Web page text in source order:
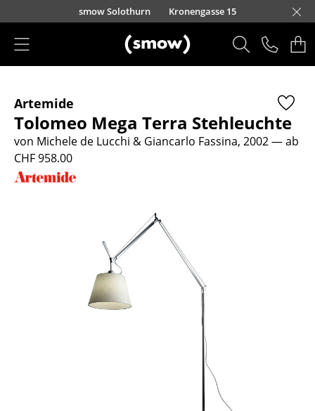
Direkt zum Inhaltsmow Solothurn Kronengasse 15
Sitzmöbel
Esszimmerstühle
Sofas
Freischwinger
Artemide
Tolomeo Mega Terra Stehleuchte
von Michele de Lucchi & Giancarlo Fassina, 2002— ab
CHF 958.00